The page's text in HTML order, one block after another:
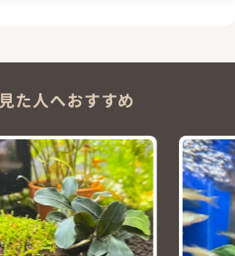
た人へおすすめ